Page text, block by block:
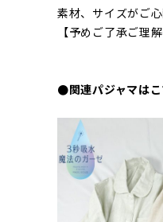
素材、サイズがご
【予めご了承ご理
●関連パジャマはこ